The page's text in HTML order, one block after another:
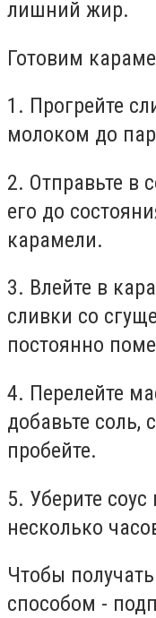
лишний жир.⁣
Готовим
1. Прогрейте
молоком до
2. Отправьте в
его до
карамели.⁣
3. Влейте в
сливки со
постоянно
4. Перелейте
добавьте соль,
пробейте.
5. Уберите
несколько
Чтобы
способом -